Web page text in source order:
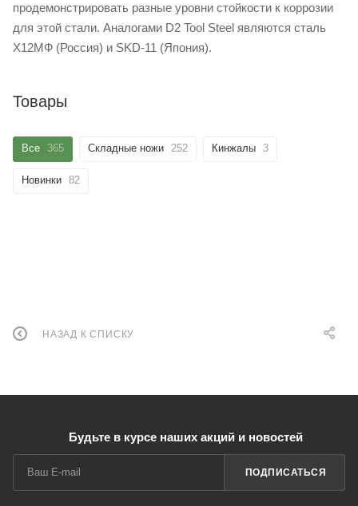
продемонстрировать разные уровни стойкости к коррозии
для этой стали. Аналогами D2 Tool Steel являются сталь
Х12МФ (Россия) и SKD-11 (Япония).
Товары
Все 365 Складные ножи 252 Кинжалы 3
Новинки 82
НАЗАД К СПИСКУ
Будьте в курсе наших акций и новостей
ПОДПИСАТЬСЯ